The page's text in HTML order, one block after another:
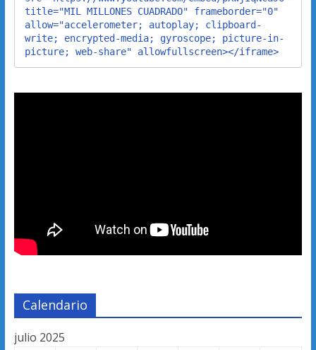
title="MIL MILLONES CUADRADO" frameborder="0"
allow="accelerometer; autoplay; clipboard-
write; encrypted-media; gyroscope; picture-in-
picture; web-share" allowfullscreen></iframe>
Calendario
julio 2025